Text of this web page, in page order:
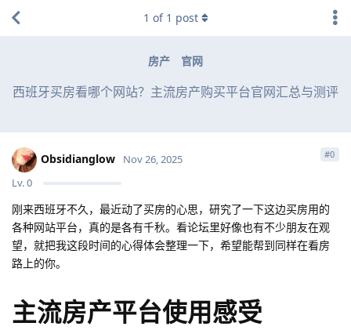
房产 官网
西班牙买房看哪个网站？主流房产购买平台官网汇总与测评
1 of 1 post
Obsidianglow
Lv.0
Nov 26, 2025 #0
刚来西班牙不久，最近动了买房的心思，研究了一下这边买房用的
各种网站平台，真的是各有千秋。看论坛里好像也有不少朋友在观
望，就把我这段时间的心得体会整理一下，希望能帮到同样在看房
路上的你。
主流房产平台使用感受